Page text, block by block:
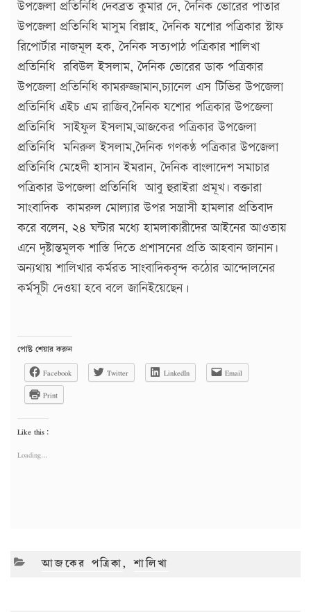
উপজেলা প্রতিনিধি দেবব্রত কুমার দে, দৈনিক ভোরের পাতার
উপজেলা প্রতিনিধি মাসুম বিল্লাহ, দৈনিক যশোর পত্রিকার স্টাফ
রিপোর্টার নাজমূল হক, দৈনিক সত্যপাঠ পত্রিকার শালিখা
প্রতিনিধি রবিউল ইসলাম, দৈনিক ভোরের ডাক পত্রিকার
উপজেলা প্রতিনিধি কামরুজ্জামান,চ্যানেল এস টিভির উপজেলা
প্রতিনিধি এইচ এম রাজিব,দৈনিক যশোর পত্রিকার উপজেলা
প্রতিনিধি সাইফুল ইসলাম,আজকের পত্রিকার উপজেলা
প্রতিনিধি মনিরুল ইসলাম,দৈনিক গণকণ্ঠ পত্রিকার উপজেলা
প্রতিনিধি মেহেদী হাসান ইমরান, দৈনিক বাংলাদেশ সমাচার
পত্রিকার উপজেলা প্রতিনিধি আবু হুরাইরা প্রমূখ৷ বক্তারা
সাংবাদিক কামরুল মোল্যার উপর সন্ত্রাসী হামলার প্রতিবাদ
করে বলেন, ২৪ ঘন্টার মধ্যে হামলাকারীদের আইনের আওতায়
এনে দৃষ্টান্তমূলক শাস্তি দিতে প্রশাসনের প্রতি আহবান জানান৷
অন্যথায় শালিখার কর্মরত সাংবাদিকবৃন্দ কঠোর আন্দোলনের
কর্মসূচী দেওয়া হবে বলে জানিইয়েছেন।
পোষ্ট শেয়ার করুন
Facebook
Twitter LinkedIn
Email
Print
Like this:
Loading...
CATEGORIES
আজকের পত্রিকা,শালিখা